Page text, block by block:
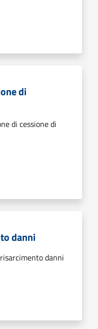
di
di cessione di
danni
danni